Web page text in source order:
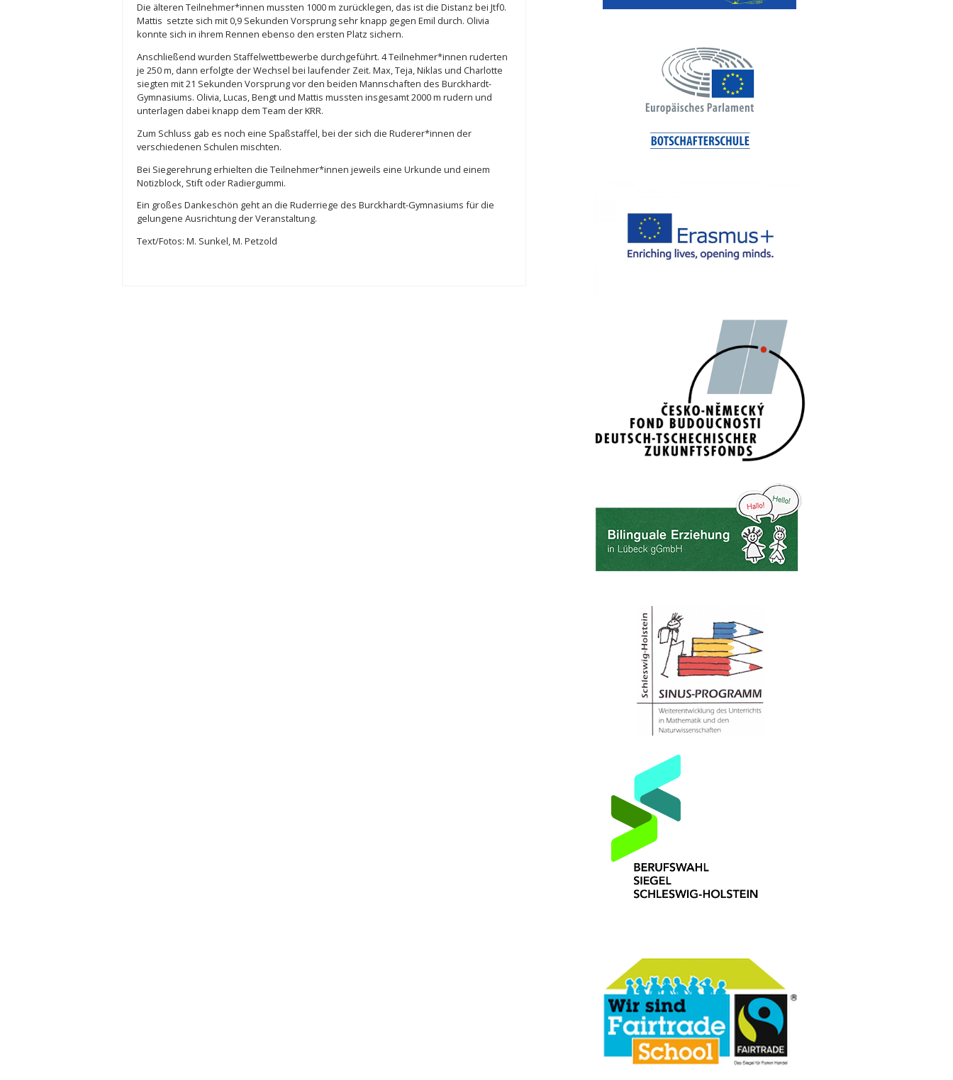
Die älteren Teilnehmer*innen mussten 1000 m zurücklegen, das ist die Distanz bei Jtf0.
Mattis setzte sich mit 0,9 Sekunden Vorsprung sehr knapp gegen Emil durch. Olivia
konnte sich in ihrem Rennen ebenso den ersten Platz sichern.
Anschließend wurden Staffelwettbewerbe durchgeführt. 4 Teilnehmer*innen ruderten
je 250 m, dann erfolgte der Wechsel bei laufender Zeit. Max, Teja, Niklas und Charlotte
siegten mit 21 Sekunden Vorsprung vor den beiden Mannschaften des Burckhardt-
Gymnasiums. Olivia, Lucas, Bengt und Mattis mussten insgesamt 2000 m rudern und
unterlagen dabei knapp dem Team der KRR.
Zum Schluss gab es noch eine Spaßstaffel, bei der sich die Ruderer*innen der
verschiedenen Schulen mischten.
Bei Siegerehrung erhielten die Teilnehmer*innen jeweils eine Urkunde und einem
Notizblock, Stift oder Radiergummi.
Ein großes Dankeschön geht an die Ruderriege des Burckhardt-Gymnasiums für die
gelungene Ausrichtung der Veranstaltung.
Text/Fotos: M. Sunkel, M. Petzold